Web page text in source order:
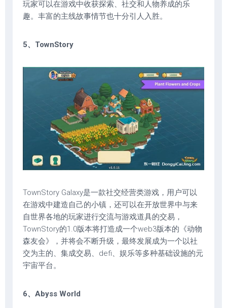
玩家可以在游戏中收获探索、社交和人物养成的乐
趣。丰富的主线故事情节也十分引人入胜。
5、TownStory
TownStory Galaxy是一款社交经营类游戏，用户可以
在游戏中建造自己的小镇，还可以在开放世界中与来
自世界各地的玩家进行交流与游戏道具的交易，
TownStory的1.0版本将打造成一个web3版本的《动物
森友会》，并将会不断升级，最终发展成为一个以社
交为主的、集成交易、defi、娱乐等多种基础设施的元
宇宙平台。
6、Abyss World